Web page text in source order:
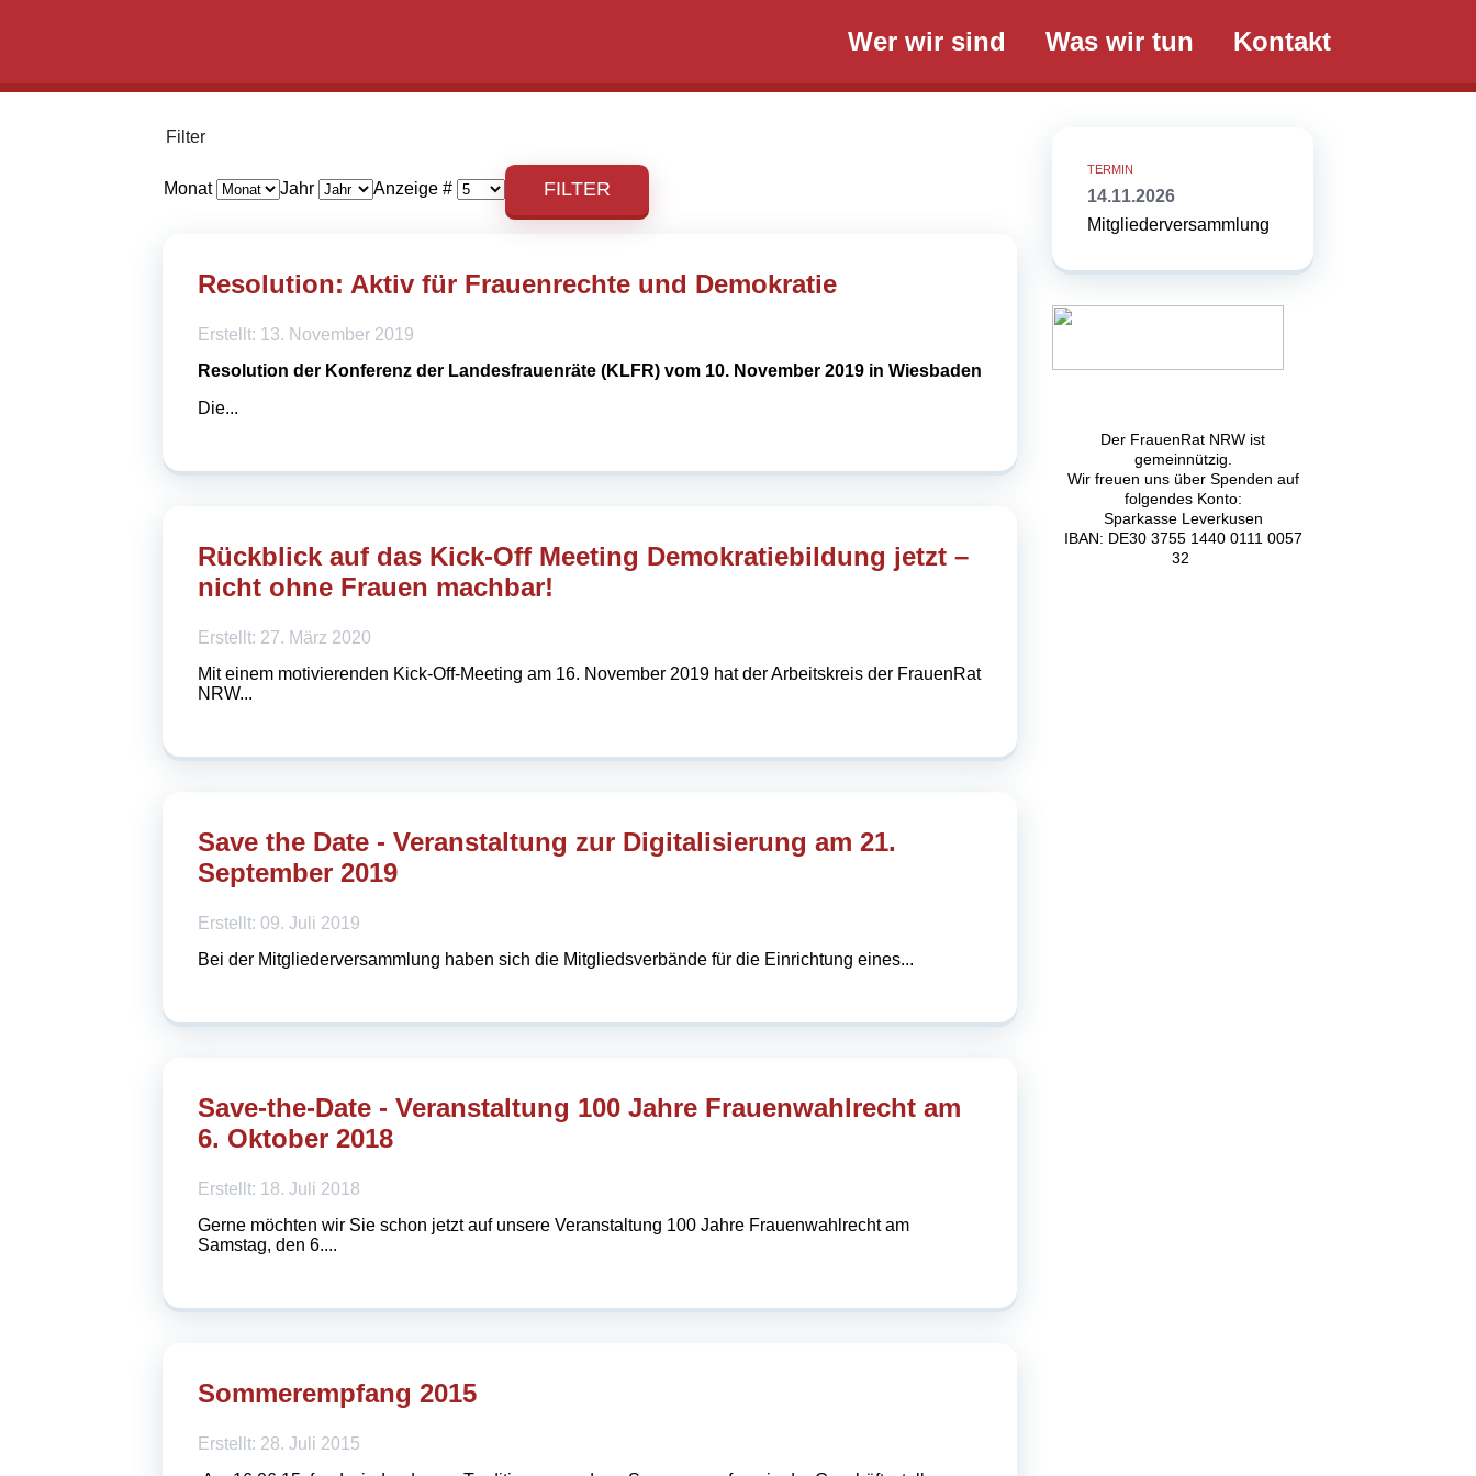
Wer wir sind Was wir tun Kontakt
Filter
Monat Jahr Anzeige # FILTER
Resolution: Aktiv für Frauenrechte und Demokratie
Erstellt: 13. November 2019
Resolution der Konferenz der Landesfrauenräte (KLFR) vom 10. November 2019 in Wiesbaden
Die...
Rückblick auf das Kick-Off Meeting Demokratiebildung jetzt –
nicht ohne Frauen machbar!
Erstellt: 27. März 2020
Mit einem motivierenden Kick-Off-Meeting am 16. November 2019 hat der Arbeitskreis der FrauenRat
NRW...
Save the Date - Veranstaltung zur Digitalisierung am 21.
September 2019
Erstellt: 09. Juli 2019
Bei der Mitgliederversammlung haben sich die Mitgliedsverbände für die Einrichtung eines...
Save-the-Date - Veranstaltung 100 Jahre Frauenwahlrecht am
6. Oktober 2018
Erstellt: 18. Juli 2018
Gerne möchten wir Sie schon jetzt auf unsere Veranstaltung 100 Jahre Frauenwahlrecht am
Samstag, den 6....
Sommerempfang 2015
Erstellt: 28. Juli 2015
14.11.2026
Mitgliederversammlung
Der FrauenRat NRW ist
gemeinnützig.
Wir freuen uns über Spenden auf
folgendes Konto:
Sparkasse Leverkusen
IBAN: DE30 3755 1440 0111 0057
32